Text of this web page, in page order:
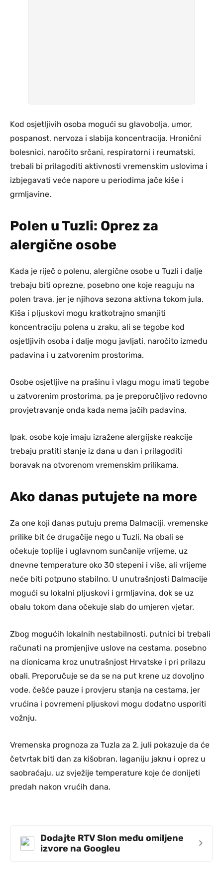
Kod osjetljivih osoba mogući su glavobolja, umor,
pospanost, nervoza i slabija koncentracija. Hronični
bolesnici, naročito srčani, respiratorni i reumatski,
trebali bi prilagoditi aktivnosti vremenskim uslovima i
izbjegavati veće napore u periodima jače kiše i
grmljavine.
Polen u Tuzli: Oprez za
alergične osobe
Kada je riječ o polenu, alergične osobe u Tuzli i dalje
trebaju biti oprezne, posebno one koje reaguju na
polen trava, jer je njihova sezona aktivna tokom jula.
Kiša i pljuskovi mogu kratkotrajno smanjiti
koncentraciju polena u zraku, ali se tegobe kod
osjetljivih osoba i dalje mogu javljati, naročito između
padavina i u zatvorenim prostorima.
Osobe osjetljive na prašinu i vlagu mogu imati tegobe
u zatvorenim prostorima, pa je preporučljivo redovno
provjetravanje onda kada nema jačih padavina.
Ipak, osobe koje imaju izražene alergijske reakcije
trebaju pratiti stanje iz dana u dan i prilagoditi
boravak na otvorenom vremenskim prilikama.
Ako danas putujete na more
Za one koji danas putuju prema Dalmaciji, vremenske
prilike bit će drugačije nego u Tuzli. Na obali se
očekuje toplije i uglavnom sunčanije vrijeme, uz
dnevne temperature oko 30 stepeni i više, ali vrijeme
neće biti potpuno stabilno. U unutrašnjosti Dalmacije
mogući su lokalni pljuskovi i grmljavina, dok se uz
obalu tokom dana očekuje slab do umjeren vjetar.
Zbog mogućih lokalnih nestabilnosti, putnici bi trebali
računati na promjenjive uslove na cestama, posebno
na dionicama kroz unutrašnjost Hrvatske i pri prilazu
obali. Preporučuje se da se na put krene uz dovoljno
vode, češće pauze i provjeru stanja na cestama, jer
vrućina i povremeni pljuskovi mogu dodatno usporiti
vožnju.
Vremenska prognoza za Tuzla za 2. juli pokazuje da će
četvrtak biti dan za kišobran, laganiju jaknu i oprez u
saobraćaju, uz svježije temperature koje će donijeti
predah nakon vrućih dana.
Dodajte RTV Slon među omiljene
izvore na Googleu
›